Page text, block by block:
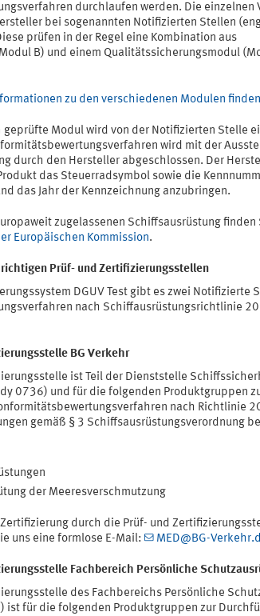
durchlaufen werden. Die einzelnen
bei sogenannten Notifizierten Stellen
prüfen in der Regel eine Kombination aus
B) und einem Qualitätssicherungsmodul
zu den verschiedenen Modulen
geprüfte Modul wird von der Notifizierten Stelle
wird mit der
durch den Hersteller abgeschlossen. Der
das Steuerradsymbol sowie die
das Jahr der Kennzeichnung anzubringen.
zugelassenen Schiffsausrüstung finden
Europäischen Kommission.
Prüf- und Zertifizierungsstellen
DGUV Test gibt es zwei Notifizierte
nach Schiffausrüstungsrichtlinie
BG Verkehr
ist Teil der Dienststelle
0736) und für die folgenden Produktgruppen
nach Richtlinie
gemäß § 3 Schiffsausrüstungsverordnung
der Meeresverschmutzung
durch die Prüf- und
uns eine formlose E-Mail:
MED@BG-
Fachbereich Persönliche
des Fachbereichs Persönliche
ist für die folgenden Produktgruppen zur